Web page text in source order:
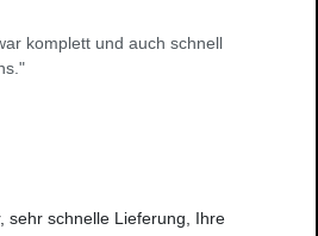
komplett und auch schnell
sehr schnelle Lieferung, Ihre